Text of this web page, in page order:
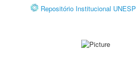
Repositório Institucional UNESP